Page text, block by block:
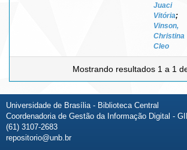
Juaci
Vitória;
Vinson,
Christina
Cleo
Mostrando resultados 1 a 1
Universidade de Brasília - Biblioteca Central
Coordenadoria de Gestão da Informação Digital -
(61) 3107-2683
repositorio@unb.br